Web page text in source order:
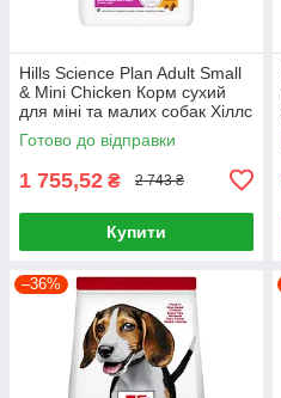
Hills Science Plan Adult Small
& Mini Chicken Корм сухий
для міні та малих собак Хіллс
6 кг
Готово до відправки
1 755,52 ₴ 2 743 ₴
Купити
–36%